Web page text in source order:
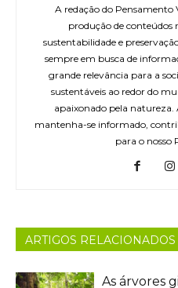
A redação do Pensamento
produção de conteúdos
sustentabilidade e
sempre em busca de
grande relevância para a
sustentáveis ao redor do
apaixonado pela
mantenha-se informado,
para o nosso
ARTIGOS RELACIONADOS
As árvores